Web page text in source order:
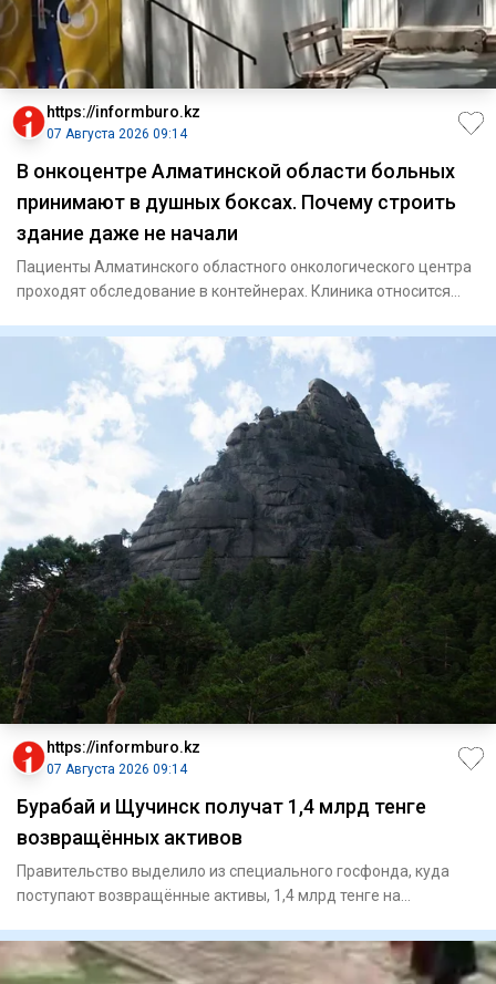
https://informburo.kz
07 Августа 2026 09:14
В онкоцентре Алматинской области больных
принимают в душных боксах. Почему строить
здание даже не начали
Пациенты Алматинского областного онкологического центра
проходят обследование в контейнерах. Клиника относится
https://informburo.kz
07 Августа 2026 09:14
Бурабай и Щучинск получат 1,4 млрд тенге
возвращённых активов
Правительство выделило из специального госфонда, куда
поступают возвращённые активы, 1,4 млрд тенге на